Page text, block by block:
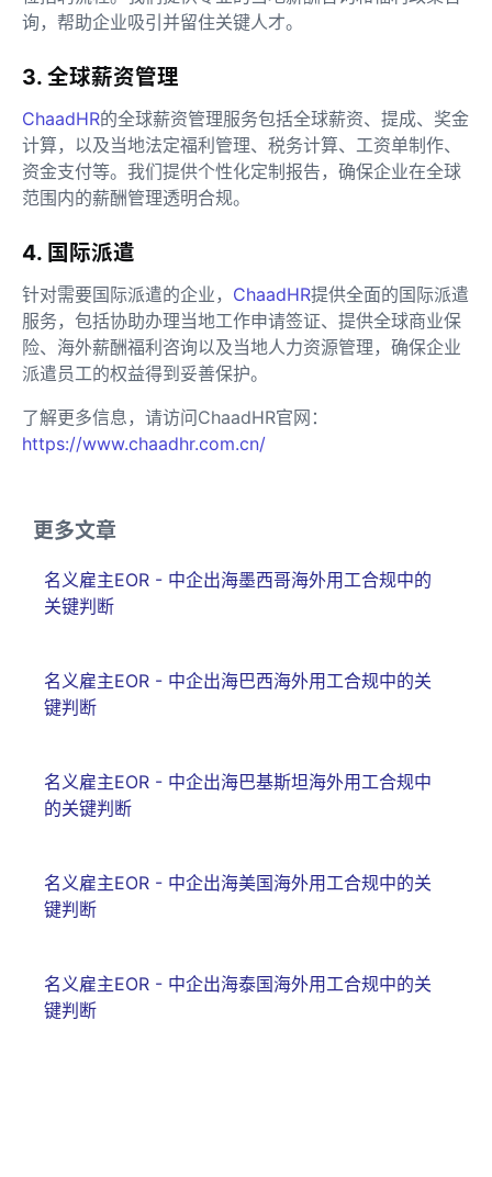
询，帮助企业吸引并留住关键人才。
3. 全球薪资管理
ChaadHR的全球薪资管理服务包括全球薪资、提成、奖金
计算，以及当地法定福利管理、税务计算、工资单制作、
资金支付等。我们提供个性化定制报告，确保企业在全球
范围内的薪酬管理透明合规。
4. 国际派遣
针对需要国际派遣的企业， ChaadHR提供全面的国际派遣
服务，包括协助办理当地工作申请签证、提供全球商业保
险、海外薪酬福利咨询以及当地人力资源管理，确保企业
派遣员工的权益得到妥善保护。
了解更多信息，请访问ChaadHR官网：
https://www.chaadhr.com.cn/
更多文章
名义雇主EOR - 中企出海墨西哥海外用工合规中的
关键判断
名义雇主EOR - 中企出海巴西海外用工合规中的关
键判断
名义雇主EOR - 中企出海巴基斯坦海外用工合规中
的关键判断
名义雇主EOR - 中企出海美国海外用工合规中的关
键判断
名义雇主EOR - 中企出海泰国海外用工合规中的关
键判断